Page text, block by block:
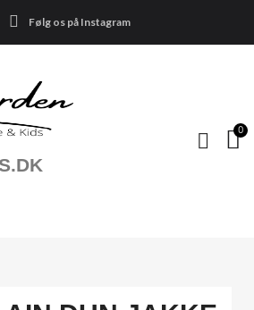
Følg os på Instagram